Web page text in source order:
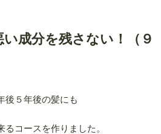
成分を残さない！（９
後５年後の髪にも
コースを作りました。